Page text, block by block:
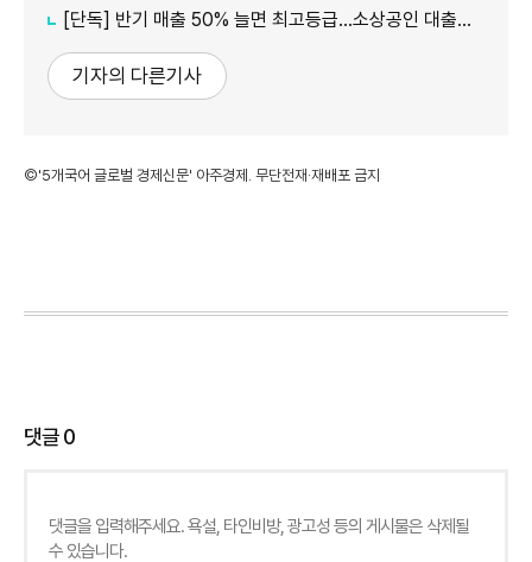
[단독] 반기 매출 50% 늘면 최고등급…소상공인 대출에 성장성 반영
기자의 다른기사
©'5개국어 글로벌 경제신문' 아주경제. 무단전재·재배포 금지
댓글0